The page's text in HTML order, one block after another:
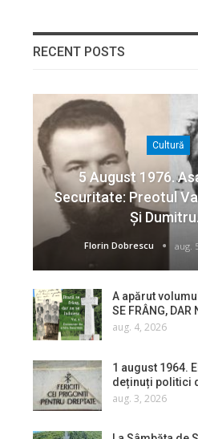
RECENT POSTS
Cultură
5 August 1976.
Securitate: Preotul
Și
Florin Dobrescu aug.
A apărut
SE FRÂNG, DAR
aug. 4, 2026
1 august 1964.
deținuți politici
aug. 3, 2026